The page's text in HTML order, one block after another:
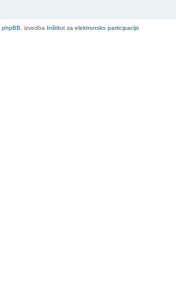
phpBB , izvedba Inštitut za elektronsko participacijo